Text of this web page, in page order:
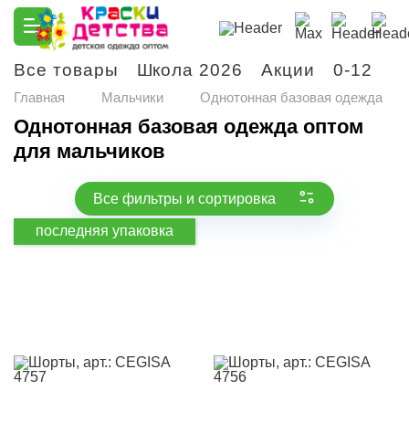
Все товары Школа 2026 Акции 0-12
Главная Мальчики Однотонная базовая одежда
Однотонная базовая одежда оптом
для мальчиков
Все фильтры и сортировка
последняя упаковка